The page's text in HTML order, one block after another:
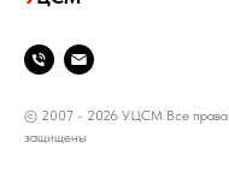
© 2007 - 2026 УЦСМ Все права
защищены